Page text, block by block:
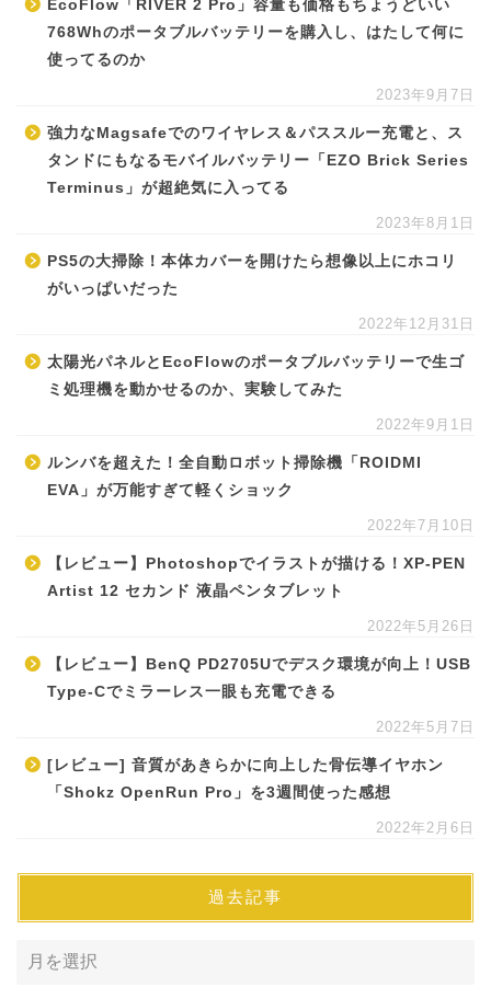
EcoFlow「RIVER 2 Pro」容量も価格もちょうどいい
768Whのポータブルバッテリーを購入し、はたして何に
使ってるのか
2023年9月7日
強力なMagsafeでのワイヤレス＆パススルー充電と、ス
タンドにもなるモバイルバッテリー「EZO Brick Series
Terminus」が超絶気に入ってる
2023年8月1日
PS5の大掃除！本体カバーを開けたら想像以上にホコリ
がいっぱいだった
2022年12月31日
太陽光パネルとEcoFlowのポータブルバッテリーで生ゴ
ミ処理機を動かせるのか、実験してみた
2022年9月1日
ルンバを超えた！全自動ロボット掃除機「ROIDMI
EVA」が万能すぎて軽くショック
2022年7月10日
【レビュー】Photoshopでイラストが描ける！XP-PEN
Artist 12 セカンド 液晶ペンタブレット
2022年5月26日
【レビュー】BenQ PD2705Uでデスク環境が向上！USB
Type-Cでミラーレス一眼も充電できる
2022年5月7日
[レビュー] 音質があきらかに向上した骨伝導イヤホン
「Shokz OpenRun Pro」を3週間使った感想
2022年2月6日
過去記事